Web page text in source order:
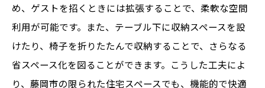
性
毎日の食事を特別にするテーブルの秘密
藤岡市で機能性を追求したテーブル選び
収納力抜群のテーブルでスッキリ空間
め、ゲストを招くときには拡張することで、柔軟な空間
利用が可能です。また、テーブル下に収納スペースを設
けたり、椅子を折りたたんで収納することで、さらなる
省スペース化を図ることができます。こうした工夫によ
り、藤岡市の限られた住宅スペースでも、機能的で快適